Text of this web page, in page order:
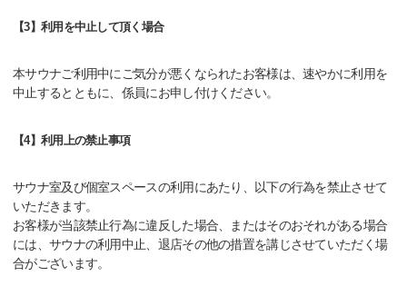
【3】利用を中止して頂く場合
本サウナご利用中にご気分が悪くなられたお客様は、速やかに利用を
中止するとともに、係員にお申し付けください。
【4】利用上の禁止事項
サウナ室及び個室スペースの利用にあたり、以下の行為を禁止させて
いただきます。
お客様が当該禁止行為に違反した場合、またはそのおそれがある場合
には、サウナの利用中止、退店その他の措置を講じさせていただく場
合がございます。